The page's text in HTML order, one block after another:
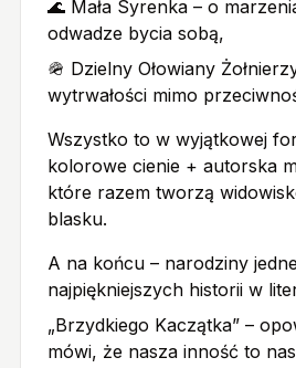
🌊 Mała Syrenka – o
odwadze bycia sobą,
🪖 Dzielny Ołowiany
wytrwałości mimo
Wszystko to w wyjątkowej
kolorowe cienie + autorska
które razem tworzą
blasku.
A na końcu – narodziny
najpiękniejszych historii w
„Brzydkiego Kaczątka” –
mówi, że nasza inność to